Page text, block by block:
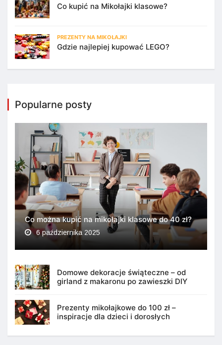
Co kupić na Mikołajki klasowe?
PREZENTY NA MIKOŁAJKI
Gdzie najlepiej kupować LEGO?
Popularne posty
Co można kupić na mikołajki klasowe do 40 zł?
6 października 2025
Domowe dekoracje świąteczne – od
girland z makaronu po zawieszki DIY
Prezenty mikołajkowe do 100 zł –
inspiracje dla dzieci i dorosłych